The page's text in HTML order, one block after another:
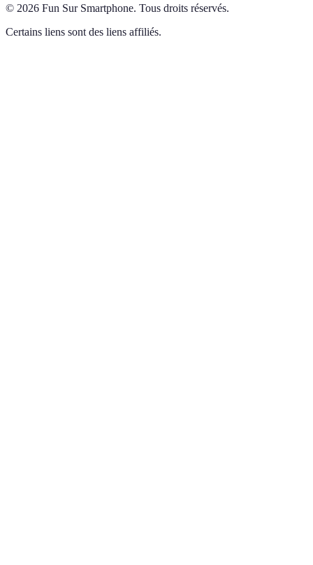
© 2026 Fun Sur Smartphone. Tous droits réservés.
Certains liens sont des liens affiliés.